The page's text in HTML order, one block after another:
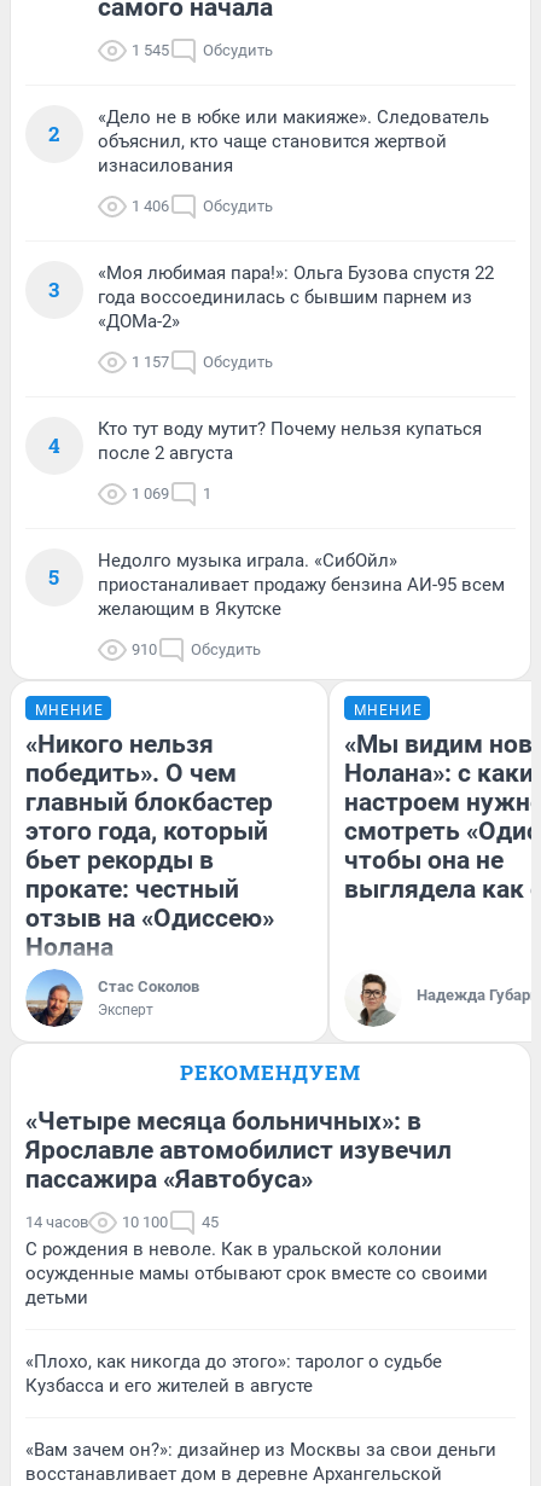
самого начала
1 545 Обсудить
2
«Дело не в юбке или макияже». Следователь
объяснил, кто чаще становится жертвой
изнасилования
1 406 Обсудить
3
«Моя любимая пара!»: Ольга Бузова спустя 22
года воссоединилась с бывшим парнем из
«ДОМа-2»
1 157 Обсудить
4
Кто тут воду мутит? Почему нельзя купаться
после 2 августа
1 069 1
5
Недолго музыка играла. «СибОйл»
приостаналивает продажу бензина АИ-95 всем
желающим в Якутске
910 Обсудить
МНЕНИЕ
«Никого нельзя
победить». О чем
главный блокбастер
этого года, который
бьет рекорды в
прокате: честный
отзыв на «Одиссею»
Нолана
Стас Соколов
Эксперт
МНЕНИЕ
«Мы видим
Нолана»: с
настроем
смотреть
чтобы она не
выглядела как
Надежда Губарь
РЕКОМЕНДУЕМ
«Четыре месяца больничных»: в
Ярославле автомобилист изувечил
пассажира «Яавтобуса»
14 часов 10 100 45
С рождения в неволе. Как в уральской колонии
осужденные мамы отбывают срок вместе со своими
детьми
«Плохо, как никогда до этого»: таролог о судьбе
Кузбасса и его жителей в августе
«Вам зачем он?»: дизайнер из Москвы за свои деньги
восстанавливает дом в деревне Архангельской